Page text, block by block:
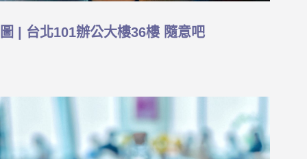
圖 | 台北101辦公大樓36樓 隨意吧